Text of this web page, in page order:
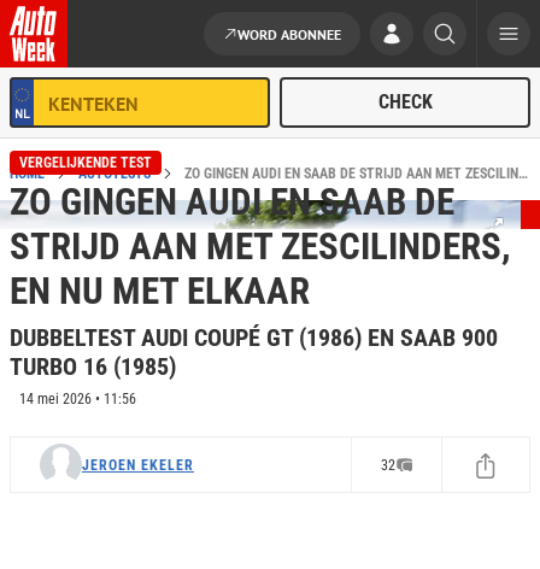
Ga naar de inhoud
WORD ABONNEE
HOME AUTOTESTS ZO GINGEN AUDI EN SAAB DE STRIJD AAN MET ZESCILINDERS, EN NU MET ELKAAR - DUBBELTEST AUDI COUPÉ GT (1986) EN SAAB 900 TURBO 16 (1985)
VERGELIJKENDE TEST
ZO GINGEN AUDI EN SAAB DE
STRIJD AAN MET ZESCILINDERS,
EN NU MET ELKAAR
DUBBELTEST AUDI COUPÉ GT (1986) EN SAAB 900
TURBO 16 (1985)
14 mei 2026 • 11:56
JEROEN EKELER 32